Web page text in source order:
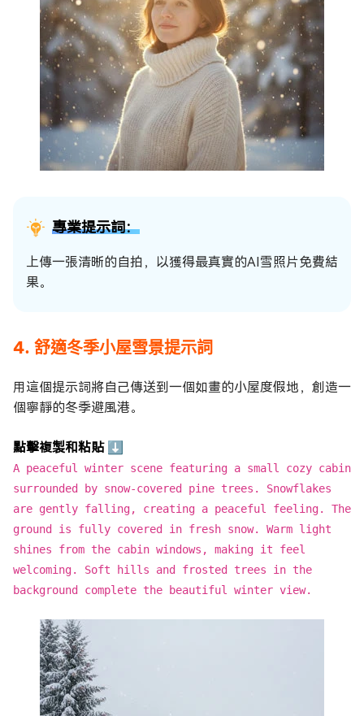
專業提示詞：
上傳一張清晰的自拍，以獲得最真實的AI雪照片免費結
果。
4. 舒適冬季小屋雪景提示詞
用這個提示詞將自己傳送到一個如畫的小屋度假地，創造一
個寧靜的冬季避風港。
點擊複製和粘貼 ⬇
A peaceful winter scene featuring a small cozy cabin
surrounded by snow-covered pine trees. Snowflakes
are gently falling, creating a peaceful feeling. The
ground is fully covered in fresh snow. Warm light
shines from the cabin windows, making it feel
welcoming. Soft hills and frosted trees in the
background complete the beautiful winter view.